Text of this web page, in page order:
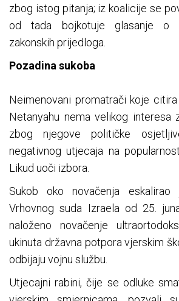
zbog istog pitanja; iz koalicije se
od tada bojkotuje glasanje o
zakonskih prijedloga.
Pozadina sukoba
Neimenovani promatrači koje
Netanyahu nema velikog interesa
zbog njegove političke
negativnog utjecaja na
Likud uoči izbora.
Sukob oko novačenja
Vrhovnog suda Izraela od 25.
naloženo novačenje
ukinuta državna potpora vjerskim
odbijaju vojnu službu.
Utjecajni rabini, čije se odluke